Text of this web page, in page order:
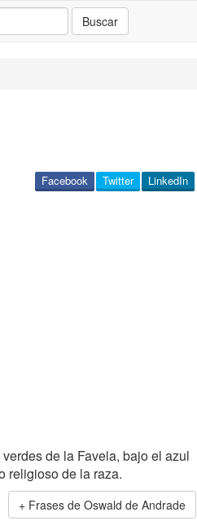
Buscar
LinkedIn
Twitter
Facebook
de la Favela, bajo el azul
religioso de la raza.
Frases de Oswald de Andrade